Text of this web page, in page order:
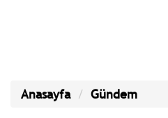
Anasayfa Gündem